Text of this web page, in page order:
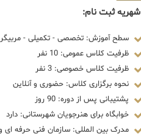
شهریه ثبت نام:
سطح آموزش: تخصصی - تکمیلی -
ظرفیت کلاس عمومی: 10 نفر
ظرفیت کلاس خصوصی: 3 نفر
نحوه برگزاری کلاس: حضوری و آنلاین
پشتیبانی پس از دوره: 90 روز
خوابگاه برای هنرجویان شهرستانی: دارد
مدرک بین المللی: سازمان فنی حرفه ای